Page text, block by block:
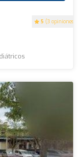
5 (3 opiniones)